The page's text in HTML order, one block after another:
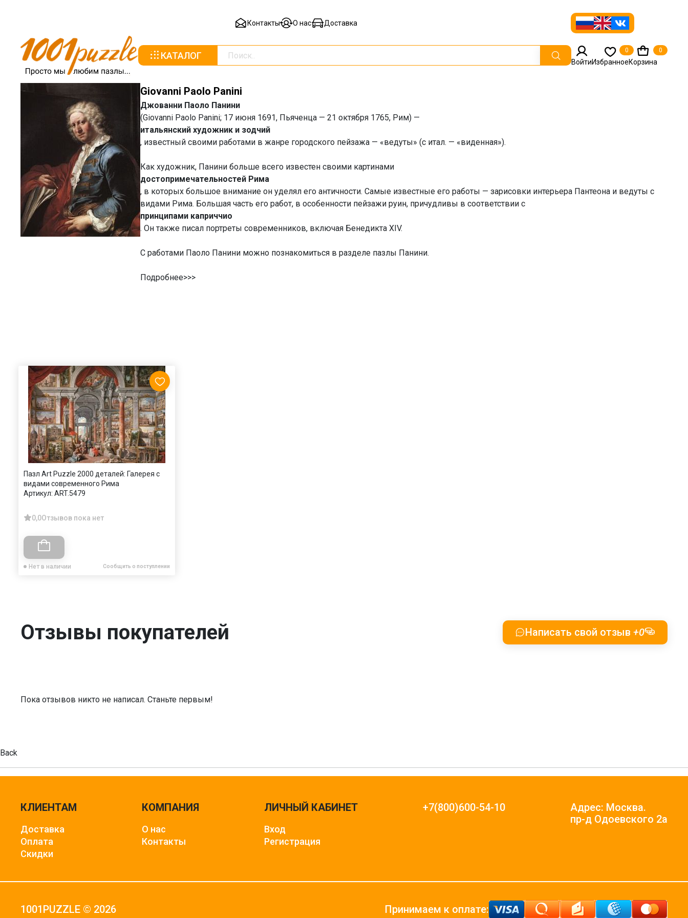
Контакты О нас Доставка
КАТАЛОГ
ВойтиИзбранное
0
Корзина
0
Giovanni Paolo Panini
Джованни Паоло Панини
(Giovanni Paolo Panini; 17 июня 1691, Пьяченца — 21 октября 1765, Рим) —
итальянский художник и зодчий
, известный своими работами в жанре городского пейзажа — «ведуты» (с итал. — «виденная»).
Как художник, Панини больше всего известен своими картинами
достопримечательностей Рима
, в которых большое внимание он уделял его античности. Самые известные его работы — зарисовки интерьера Пантеона и ведуты с
видами Рима. Большая часть его работ, в особенности пейзажи руин, причудливы в соответствии с
принципами каприччио
. Он также писал портреты современников, включая Бенедикта XIV.
С работами Паоло Панини можно познакомиться в разделе пазлы Панини.
Подробнее>>>
Пазл Art Puzzle 2000 деталей: Галерея с
видами современного Рима
Артикул: ART.5479
0,0Отзывов пока нет
Нет в наличии Сообщить о поступлении
Отзывы покупателей Написать свой отзыв +0
Пока отзывов никто не написал. Станьте первым!
Back
КЛИЕНТАМ
Доставка
Оплата
Скидки
КОМПАНИЯ
О нас
Контакты
ЛИЧНЫЙ КАБИНЕТ
Вход
Регистрация
+7(800)600-54-10
Адрес: Москва.
пр-д Одоевского 2а
1001PUZZLE © 2026 Принимаем к оплате: